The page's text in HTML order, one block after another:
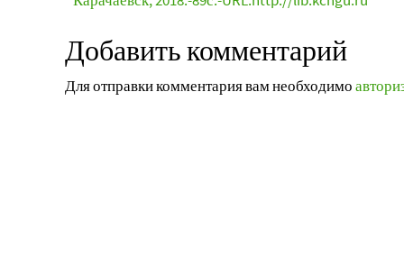
Добавить комментарий
Для отправки комментария вам необходимо